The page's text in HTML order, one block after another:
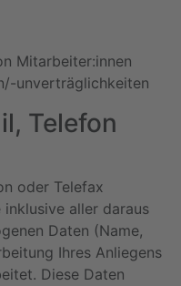
Mitarbeiter:innen
unverträglichkeiten
Telefon
oder Telefax
aller daraus
Daten (Name,
Ihres Anliegens
Diese Daten